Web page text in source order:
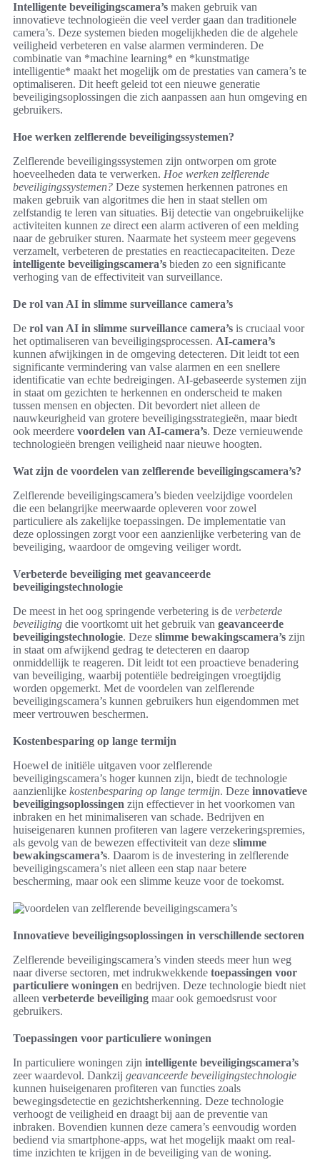
Intelligente beveiligingscamera’s maken gebruik van
innovatieve technologieën die veel verder gaan dan traditionele
camera’s. Deze systemen bieden mogelijkheden die de algehele
veiligheid verbeteren en valse alarmen verminderen. De
combinatie van *machine learning* en *kunstmatige
intelligentie* maakt het mogelijk om de prestaties van camera’s te
optimaliseren. Dit heeft geleid tot een nieuwe generatie
beveiligingsoplossingen die zich aanpassen aan hun omgeving en
gebruikers.
Hoe werken zelflerende beveiligingssystemen?
Zelflerende beveiligingssystemen zijn ontworpen om grote
hoeveelheden data te verwerken. Hoe werken zelflerende
beveiligingssystemen? Deze systemen herkennen patrones en
maken gebruik van algoritmes die hen in staat stellen om
zelfstandig te leren van situaties. Bij detectie van ongebruikelijke
activiteiten kunnen ze direct een alarm activeren of een melding
naar de gebruiker sturen. Naarmate het systeem meer gegevens
verzamelt, verbeteren de prestaties en reactiecapaciteiten. Deze
intelligente beveiligingscamera’s bieden zo een significante
verhoging van de effectiviteit van surveillance.
De rol van AI in slimme surveillance camera’s
De rol van AI in slimme surveillance camera’s is cruciaal voor
het optimaliseren van beveiligingsprocessen. AI-camera’s
kunnen afwijkingen in de omgeving detecteren. Dit leidt tot een
significante vermindering van valse alarmen en een snellere
identificatie van echte bedreigingen. AI-gebaseerde systemen zijn
in staat om gezichten te herkennen en onderscheid te maken
tussen mensen en objecten. Dit bevordert niet alleen de
nauwkeurigheid van grotere beveiligingsstrategieën, maar biedt
ook meerdere voordelen van AI-camera’s. Deze vernieuwende
technologieën brengen veiligheid naar nieuwe hoogten.
Wat zijn de voordelen van zelflerende beveiligingscamera’s?
Zelflerende beveiligingscamera’s bieden veelzijdige voordelen
die een belangrijke meerwaarde opleveren voor zowel
particuliere als zakelijke toepassingen. De implementatie van
deze oplossingen zorgt voor een aanzienlijke verbetering van de
beveiliging, waardoor de omgeving veiliger wordt.
Verbeterde beveiliging met geavanceerde
beveiligingstechnologie
De meest in het oog springende verbetering is de verbeterde
beveiliging die voortkomt uit het gebruik van geavanceerde
beveiligingstechnologie. Deze slimme bewakingscamera’s zijn
in staat om afwijkend gedrag te detecteren en daarop
onmiddellijk te reageren. Dit leidt tot een proactieve benadering
van beveiliging, waarbij potentiële bedreigingen vroegtijdig
worden opgemerkt. Met de voordelen van zelflerende
beveiligingscamera’s kunnen gebruikers hun eigendommen met
meer vertrouwen beschermen.
Kostenbesparing op lange termijn
Hoewel de initiële uitgaven voor zelflerende
beveiligingscamera’s hoger kunnen zijn, biedt de technologie
aanzienlijke kostenbesparing op lange termijn. Deze innovatieve
beveiligingsoplossingen zijn effectiever in het voorkomen van
inbraken en het minimaliseren van schade. Bedrijven en
huiseigenaren kunnen profiteren van lagere verzekeringspremies,
als gevolg van de bewezen effectiviteit van deze slimme
bewakingscamera’s. Daarom is de investering in zelflerende
beveiligingscamera’s niet alleen een stap naar betere
bescherming, maar ook een slimme keuze voor de toekomst.
Innovatieve beveiligingsoplossingen in verschillende sectoren
Zelflerende beveiligingscamera’s vinden steeds meer hun weg
naar diverse sectoren, met indrukwekkende toepassingen voor
particuliere woningen en bedrijven. Deze technologie biedt niet
alleen verbeterde beveiliging maar ook gemoedsrust voor
gebruikers.
Toepassingen voor particuliere woningen
In particuliere woningen zijn intelligente beveiligingscamera’s
zeer waardevol. Dankzij geavanceerde beveiligingstechnologie
kunnen huiseigenaren profiteren van functies zoals
bewegingsdetectie en gezichtsherkenning. Deze technologie
verhoogt de veiligheid en draagt bij aan de preventie van
inbraken. Bovendien kunnen deze camera’s eenvoudig worden
bediend via smartphone-apps, wat het mogelijk maakt om real-
time inzichten te krijgen in de beveiliging van de woning.